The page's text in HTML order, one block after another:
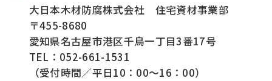
大日本木材防腐株式会社 住宅資材事業部
〒455-8680
愛知県名古屋市港区千鳥一丁目3番17号
TEL：052-661-1531
（受付時間／平日10：00～16：00）